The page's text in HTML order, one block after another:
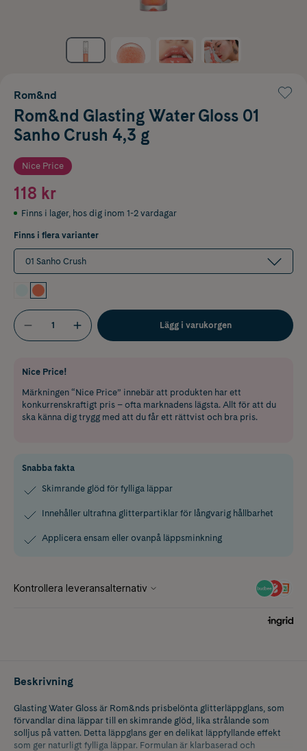
Rom&nd
Rom&nd Glasting Water Gloss 01
Sanho Crush 4,3 g
Nice Price
118 kr
Finns i lager, hos dig inom 1-2 vardagar
Finns i flera varianter
01 Sanho Crush
Lägg i varukorgen
Nice Price!
Märkningen “Nice Price” innebär att produkten har ett
konkurrenskraftigt pris – ofta marknadens lägsta. Allt för att du
ska känna dig trygg med att du får ett rättvist och bra pris.
Snabba fakta
Skimrande glöd för fylliga läppar
Innehåller ultrafina glitterpartiklar för långvarig hållbarhet
Applicera ensam eller ovanpå läppsminkning
Beskrivning
Glasting Water Gloss är Rom&nds prisbelönta glitterläppglans, som
förvandlar dina läppar till en skimrande glöd, lika strålande som
solljus på vatten. Detta läppglans ger en delikat läppfyllande effekt
som ger naturligt fylliga läppar. Formulan är klarbaserad och